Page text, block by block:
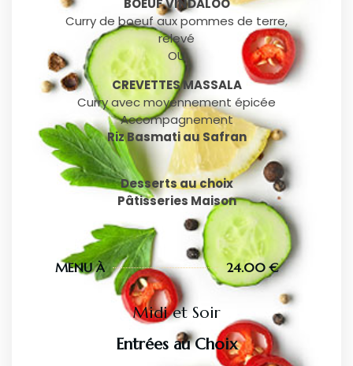
BOEUF VINDALOO
Curry de boeuf aux pommes de terre,
relevé
OU
CREVETTES MASSALA
Curry avec moyennement épicée
Accompagnement
Riz Basmati au Safran
Desserts au choix
Pâtisseries Maison
MENU À 24.00 €
Midi et Soir
Entrées au Choix